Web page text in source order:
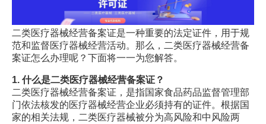
二类医疗器械经营备案证是一种重要的法定证件，用于规
范和监督医疗器械经营活动。那么，二类医疗器械经营备
案证怎么办理呢？下面将一一为您解答。
1. 什么是二类医疗器械经营备案证？
二类医疗器械经营备案证，是指国家食品药品监督管理部
门依法核发的医疗器械经营企业必须持有的证件。根据国
家的相关法规，二类医疗器械被分为高风险和中风险两